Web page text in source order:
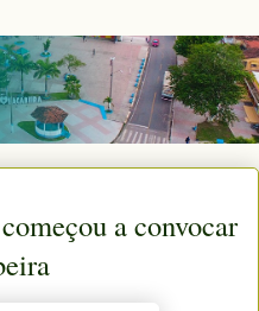
a convocar